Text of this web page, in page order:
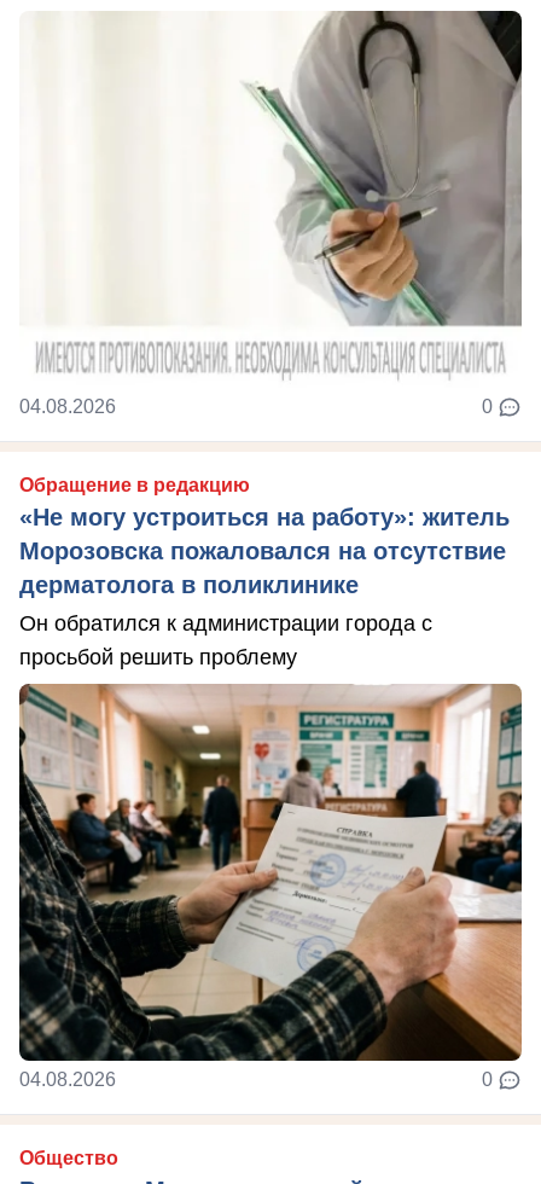
04.08.2026 0
Обращение в редакцию
«Не могу устроиться на работу»: житель
Морозовска пожаловался на отсутствие
дерматолога в поликлинике
Он обратился к администрации города с
просьбой решить проблему
04.08.2026 0
Общество